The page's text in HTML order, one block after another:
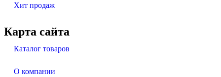
Хит продаж
Карта сайта
Каталог товаров
О компании